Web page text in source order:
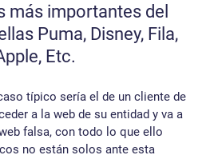
más importantes del
Puma, Disney, Fila,
Etc.
típico sería el de un cliente de
a la web de su entidad y va a
falsa, con todo lo que ello
no están solos ante esta